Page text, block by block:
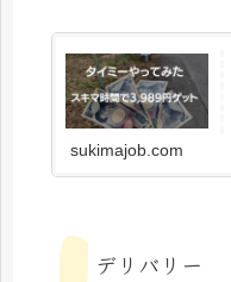
sukimajob.com
デリバリー